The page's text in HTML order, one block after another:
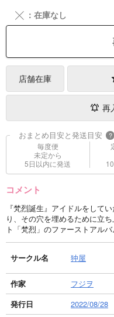
╳ ：在庫なし
店舗在庫
再
おまとめ目安と発送目安 ?
毎度便
未定から
5日以内に発送
コメント
『梵烈誕生』アイドルをして
り、その穴を埋めるために立
ト「梵烈」のファーストアル
サークル名 狆屋
作家
フジヲ
発行日
2022/08/28